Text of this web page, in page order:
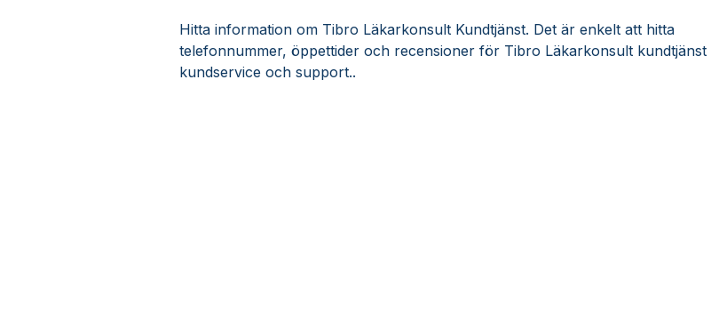
Hitta information om Tibro Läkarkonsult Kundtjänst. Det är enkelt att hitta
telefonnummer, öppettider och recensioner för Tibro Läkarkonsult kundtjänst
kundservice och support..